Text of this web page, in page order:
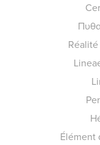
Élément